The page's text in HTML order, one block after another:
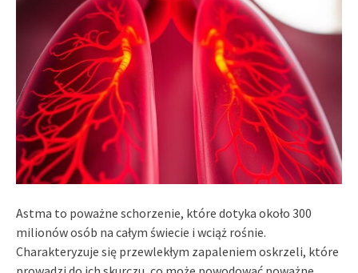
Astma to poważne schorzenie, które dotyka około 300
milionów osób na całym świecie i wciąż rośnie.
Charakteryzuje się przewlekłym zapaleniem oskrzeli, które